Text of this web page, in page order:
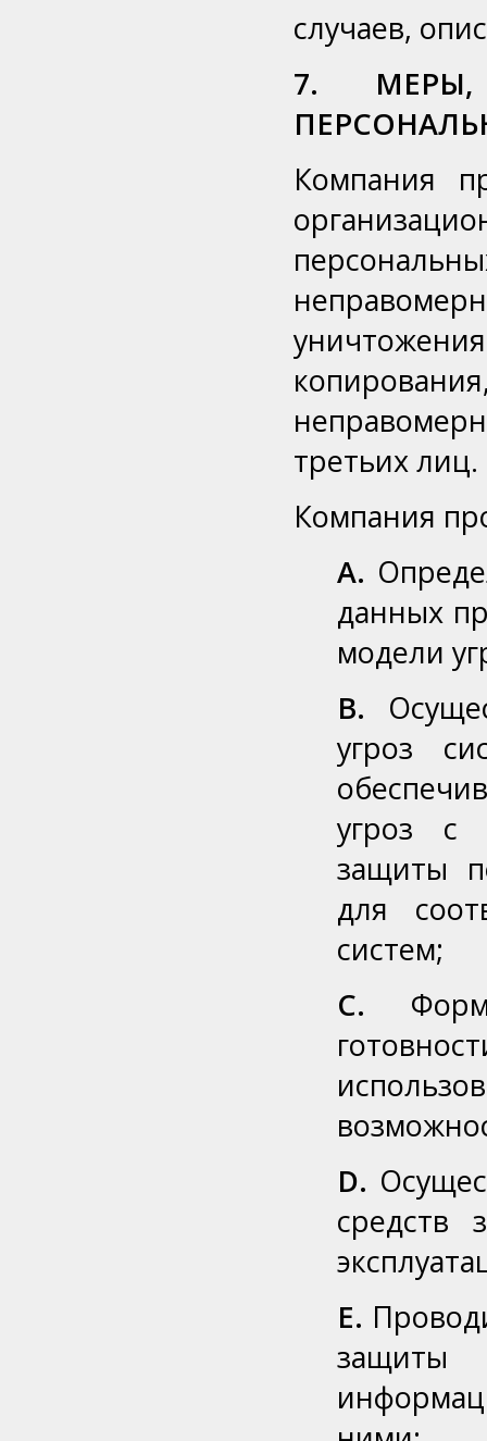
случаев,
7.
Компания
третьих лиц.
Компания
A.
данных
модели
B.
угроз
угроз с
защиты
для
систем;
C.
D.
средств
E.